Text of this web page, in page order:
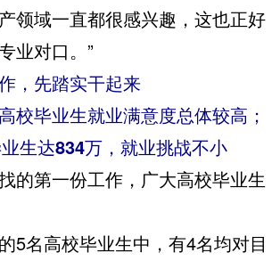
领域一直都很感兴趣，这也正好
业对口。”
先踏实干起来
业生就业满意度总体较高；
生达834万，就业挑战不小
第一份工作，广大高校毕业生
名高校毕业生中，有4名均对目